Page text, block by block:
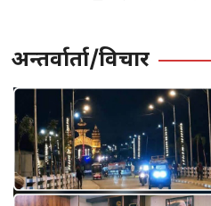
अन्तर्वार्ता/विचार